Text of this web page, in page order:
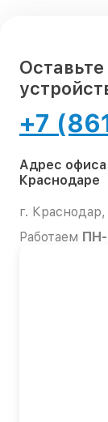
+7
Адрес офиса
Краснодаре
г.
Работаем